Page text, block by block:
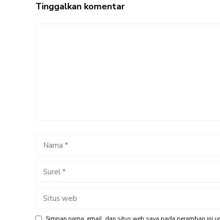
Tinggalkan komentar
Nama
Surel
Situs